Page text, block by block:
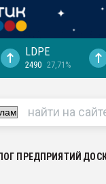
LDPE
2490 27,71%
ПРЕДПРИЯТИЙ